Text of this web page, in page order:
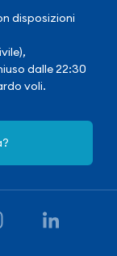
disposizioni
dalle 22:30
voli.